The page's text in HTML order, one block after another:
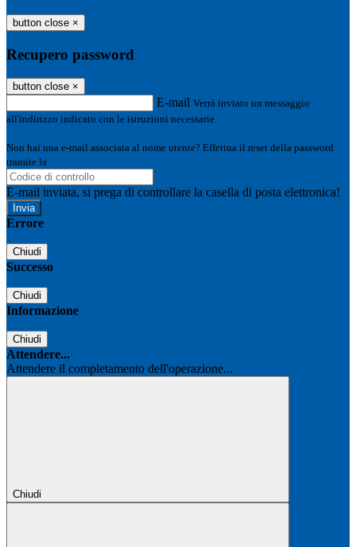
button close ×
Recupero password
button close ×
E-mail Verrà inviato un messaggio
all'indirizzo indicato con le istruzioni necessarie.
Non hai una e-mail associata al nome utente? Effettua il reset della password
tramite la
E-mail inviata, si prega di controllare la casella di posta elettronica!
Errore
Chiudi
Successo
Chiudi
Informazione
Chiudi
Attendere...
Attendere il completamento dell'operazione...
Chiudi